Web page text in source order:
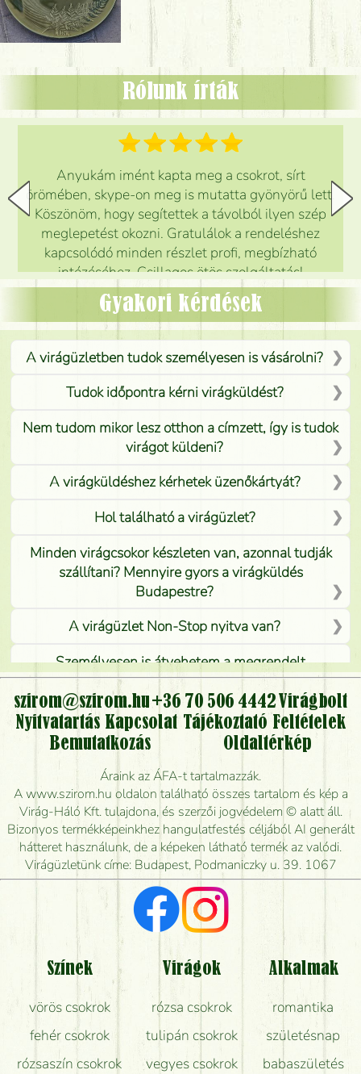
Rólunk írták
Anyukám imént kapta meg a csokrot, sírt
örömében, skype-on meg is mutatta gyönyörű lett.
Köszönöm, hogy segítettek a távolból ilyen szép
meglepetést okozni. Gratulálok a rendeléshez
kapcsolódó minden részlet profi, megbízható
intézéséhez. Csillagos ötös szolgáltatás!
Mónika
Gyakori kérdések
A virágüzletben tudok személyesen is vásárolni?
Tudok időpontra kérni virágküldést?
Nem tudom mikor lesz otthon a címzett, így is tudok
virágot küldeni?
A virágküldéshez kérhetek üzenőkártyát?
Hol található a virágüzlet?
Minden virágcsokor készleten van, azonnal tudják
szállítani? Mennyire gyors a virágküldés
Budapestre?
A virágüzlet Non-Stop nyitva van?
Személyesen is átvehetem a megrendelt
virágcsokrot, vagy csak virágküldéssel, kiszállítással
kérhető?
Vidékre is lehet rendelni?
Meddig rendelhetek virágküldést úgy, hogy még ma
kiszállítsák?
Mennyire gyorsan tudják elkészíteni a csokrot, és
mikor tudják leghamarabb kiszállítani?
Vörös rózsát keresek, van önöknél?
Milyen visszajelzést kapok a virágküldésről?
Tényleg azt kapom, ami a képen van?
Mit kell tudni a virágcsokrok szállításáról?
Hogy marad a lehető legtovább friss a csokor?
Tudok adventi koszorút vásárolni boltban?
szirom@szirom.hu +36 70 506 4442 Virágbolt
Nyitvatartás Kapcsolat Tájékoztató Feltételek
Bemutatkozás
Oldaltérkép
Áraink az ÁFA-t tartalmazzák.
A www.szirom.hu oldalon található összes tartalom és kép a
Virág-Háló Kft. tulajdona, és szerzői jogvédelem © alatt áll.
Bizonyos termékképeinkhez hangulatfestés céljából AI generált
hátteret használunk, de a képeken látható termék az valódi.
Virágüzletünk címe: Budapest, Podmaniczky u. 39. 1067
Színek
vörös csokrok
fehér csokrok
rózsaszín csokrok
Virágok
rózsa csokrok
tulipán csokrok
vegyes csokrok
Alkalmak
romantika
születésnap
babaszületés